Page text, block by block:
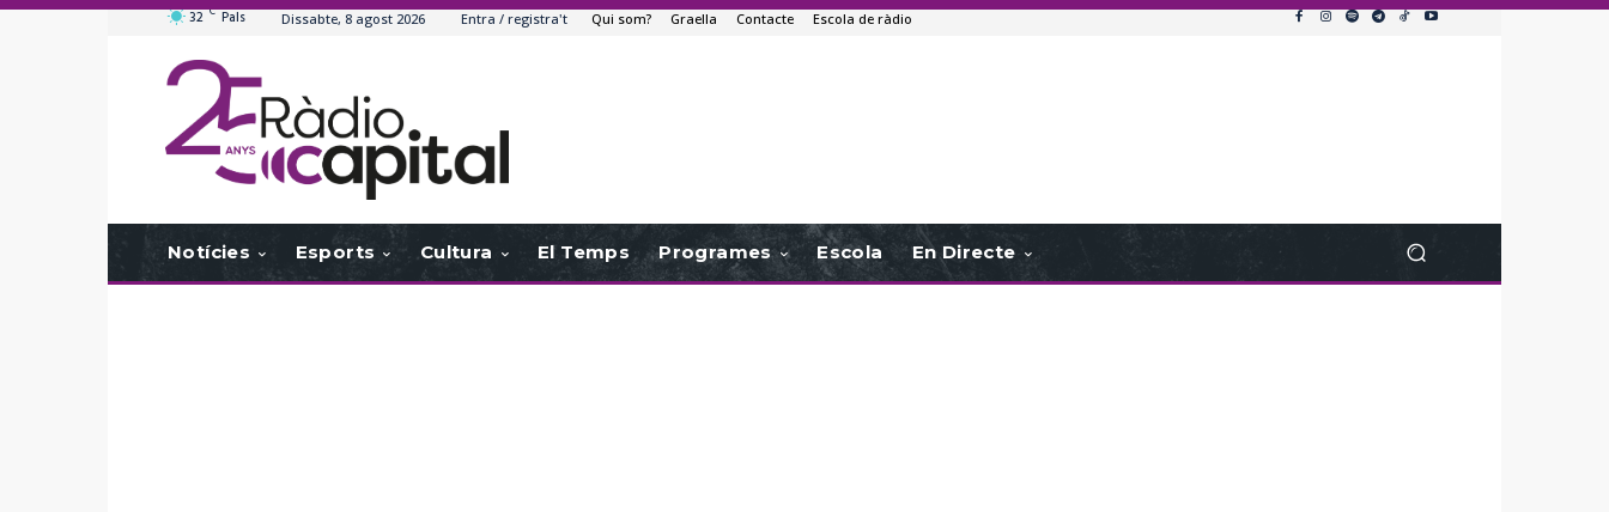
32 C Pals Dissabte, 8 agost 2026 Entra / registra't Qui som? Graella Contacte Escola de ràdio
Notícies Esports Cultura El Temps Programes Escola En Directe